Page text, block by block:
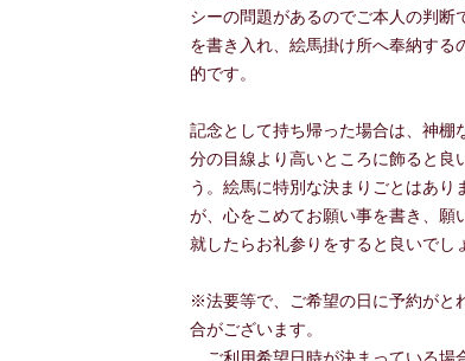
シーの問題があるのでご本人の判断
を書き入れ、絵馬掛け所へ奉納する
的です。
記念として持ち帰った場合は、神棚
分の目線より高いところに飾ると良
う。絵馬に特別な決まりごとはあり
が、心をこめてお願い事を書き、願
就したらお礼参りをすると良いでし
※法要等で、ご希望の日に予約がと
合がございます。